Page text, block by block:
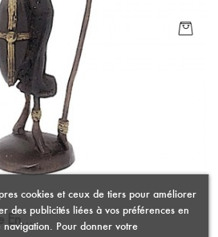
En...
cookies et ceux de tiers pour améliorer
des publicités liées à vos préférences en
navigation. Pour donner votre